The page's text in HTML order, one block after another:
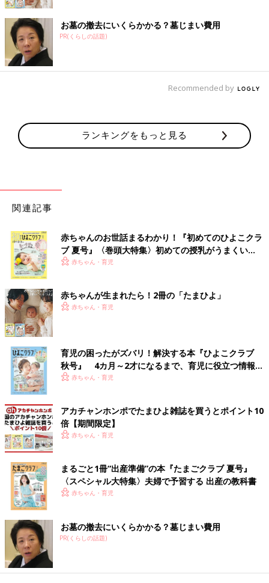
お墓の撤去にいくらかかる？墓じまい費用
PR(くらしの話題)
Recommended by
ランキングをもっと見る
関連記事
赤ちゃんのお世話まるわかり！『初めてのひよこクラ
ブ 夏号』〈巻頭大特集〉初めての授乳がうまくい
く！ おっぱい・ミルクの基本と夏のトラブル 解決テ
赤ちゃん・育児
赤ちゃんが生まれたら！2冊の「たまひよ」
赤ちゃん・育児
育児の困ったがズバリ！解決する本『ひよこクラブ
秋号』 4カ月～2才になるまで、育児に役立つ情報が
いっぱい！
赤ちゃん・育児
アカチャンホンポでたまひよ雑誌を買うとポイント10
倍【期間限定】
赤ちゃん・育児
まるごと1冊“出産準備”の本『たまごクラブ 夏号』
〈スペシャル大特集〉夫婦で予習する 出産の教科書
赤ちゃん・育児
お墓の撤去にいくらかかる？墓じまい費用
PR(くらしの話題)